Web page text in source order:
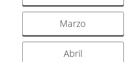
Marzo
Abril